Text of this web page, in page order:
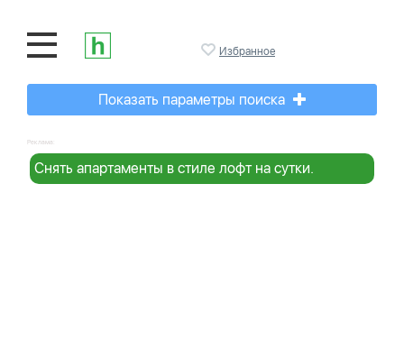
Избранное
Показать параметры поиска
Реклама:
Снять апартаменты в стиле лофт на сутки.